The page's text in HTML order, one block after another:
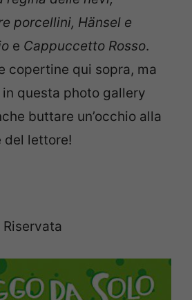
porcellini, Hänsel e
e Cappuccetto Rosso.
copertine qui sopra, ma
questa photo gallery
buttare un’occhio alla
del lettore!